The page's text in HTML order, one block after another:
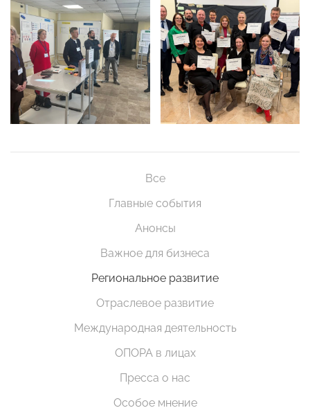
Все
Главные события
Анонсы
Важное для бизнеса
Региональное развитие
Отраслевое развитие
Международная деятельность
ОПОРА в лицах
Пресса о нас
Особое мнение